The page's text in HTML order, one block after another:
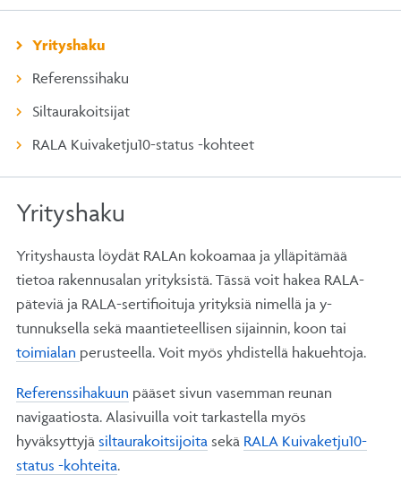
Yrityshaku
Referenssihaku
Siltaurakoitsijat
RALA Kuivaketju10-status -kohteet
Yrityshaku
Yrityshausta löydät RALAn kokoamaa ja ylläpitämää
tietoa rakennusalan yrityksistä. Tässä voit hakea RALA-
päteviä ja RALA-sertifioituja yrityksiä nimellä ja y-
tunnuksella sekä maantieteellisen sijainnin, koon tai
toimialan perusteella. Voit myös yhdistellä hakuehtoja.
Referenssihakuun pääset sivun vasemman reunan
navigaatiosta. Alasivuilla voit tarkastella myös
hyväksyttyjä siltaurakoitsijoita sekä RALA Kuivaketju10-
status -kohteita.